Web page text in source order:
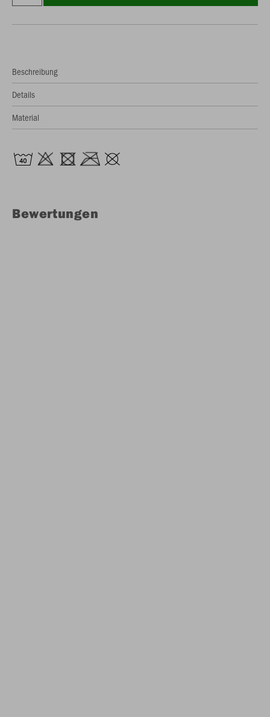
Beschreibung
Details
Material
Bewertungen